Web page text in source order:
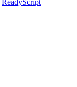
ReadyScript